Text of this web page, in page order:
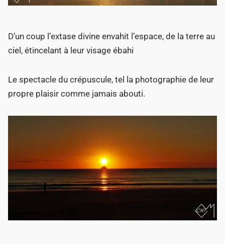
D’un coup l’extase divine envahit l’espace, de la terre au
ciel, étincelant à leur visage ébahi
Le spectacle du crépuscule, tel la photographie de leur
propre plaisir comme jamais abouti.